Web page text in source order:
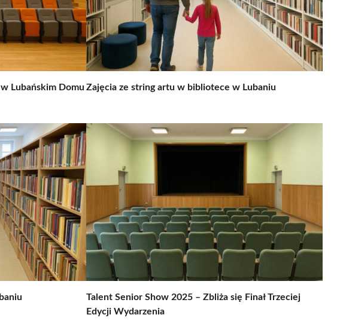
Lubańskim Domu Zajęcia ze string artu w bibliotece w Lubaniu
Talent Senior Show 2025 – Zbliża się Finał Trzeciej
Edycji Wydarzenia